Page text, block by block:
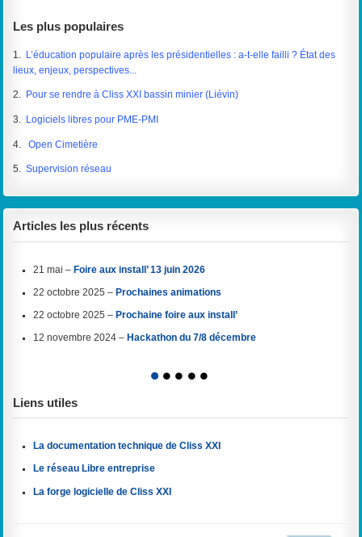
Les plus populaires
1.
L’éducation populaire après les présidentielles : a-t-elle failli ? État des
lieux, enjeux, perspectives...
2. Pour se rendre à Cliss XXI bassin minier (Liévin)
3. Logiciels libres pour PME-PMI
4. Open Cimetière
5.Supervision réseau
Articles les plus récents
21 mai – Foire aux install’ 13 juin 2026
22 octobre 2025 – Prochaines animations
22 octobre 2025 – Prochaine foire aux install’
12 novembre 2024 – Hackathon du 7/8 décembre
1 2 3 4 5
Liens utiles
La documentation technique de Cliss XXI
Le réseau Libre entreprise
La forge logicielle de Cliss XXI